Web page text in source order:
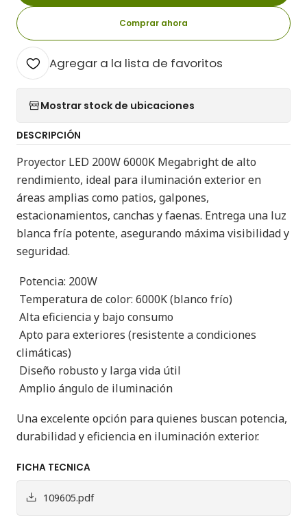
Comprar ahora
Agregar a la lista de favoritos
Mostrar stock de ubicaciones
DESCRIPCIÓN
Proyector LED 200W 6000K Megabright de alto
rendimiento, ideal para iluminación exterior en
áreas amplias como patios, galpones,
estacionamientos, canchas y faenas. Entrega una luz
blanca fría potente, asegurando máxima visibilidad y
seguridad.
Potencia: 200W
Temperatura de color: 6000K (blanco frío)
Alta eficiencia y bajo consumo
Apto para exteriores (resistente a condiciones
climáticas)
Diseño robusto y larga vida útil
Amplio ángulo de iluminación
Una excelente opción para quienes buscan potencia,
durabilidad y eficiencia en iluminación exterior.
FICHA TECNICA
109605.pdf